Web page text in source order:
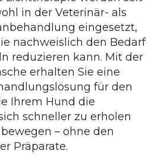
in der Veterinär- als
eingesetzt,
nachweislich den Bedarf
reduzieren kann. Mit der
erhalten Sie eine
für den
Ihrem Hund die
schneller zu erholen
– ohne den
Präparate.